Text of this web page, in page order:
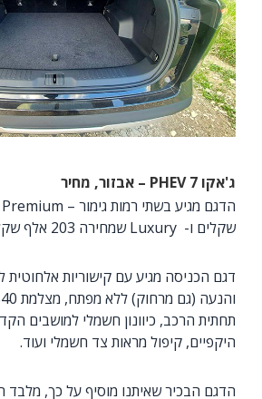
ג'אקו 7 PHEV – אבזור, מחיר
שקלים ו- Luxury שמחירה 203 אלף שקלים.
דגם הכניסה מגיע עם קישוריות אלחוטית
תחתית הרכב, כיוונון חשמלי למושבים
היקפיים, קיפול מראות צד חשמלי ועוד.
הדגם הבכיר שאיתנו מוסיף על כך, מלבד